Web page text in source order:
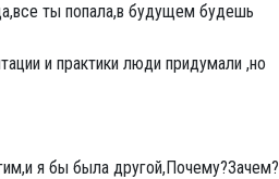
ты попала,в будущем будешь
и практики люди придумали ,но
я бы была другой,Почему?Зачем?